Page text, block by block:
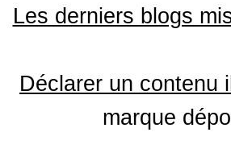
Les derniers blogs
Déclarer un contenu
marque